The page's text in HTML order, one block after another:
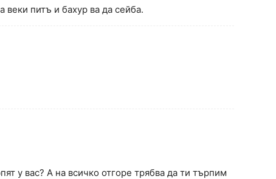
питъ и бахур ва да сейба.
у вас? А на всичко отгоре трябва да ти търпим